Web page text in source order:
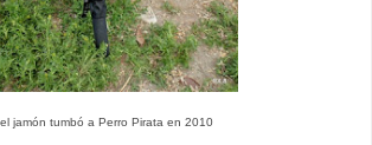
el jamón tumbó a Perro Pirata en 2010